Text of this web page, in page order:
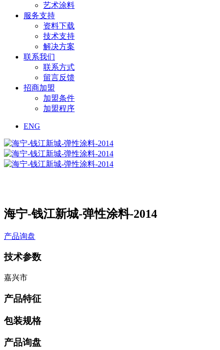
艺术涂料
服务支持
资料下载
技术支持
解决方案
联系我们
联系方式
留言反馈
招商加盟
加盟条件
加盟程序
ENG
海宁-钱江新城-弹性涂料-2014
产品询盘
技术参数
嘉兴市
产品特征
包装规格
产品询盘